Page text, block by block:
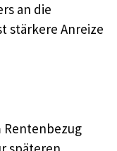
an die
stärkere Anreize
Rentenbezug